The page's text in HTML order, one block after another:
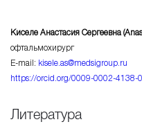
Киселе Анастасия Сергеевна
офтальмохирург
E-mail: kisele.as@medsigroup.ru
https://orcid.org/0009-0002-4138-
Литература